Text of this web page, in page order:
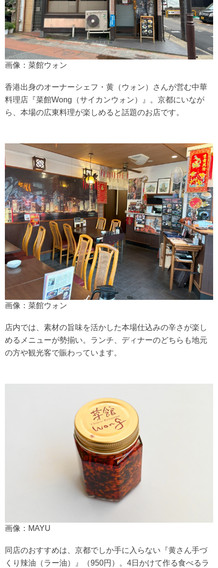
画像：菜館ウォン
香港出身のオーナーシェフ・黄（ウォン）さんが営む中華
料理店『菜館Wong（サイカンウォン）』。京都にいなが
ら、本場の広東料理が楽しめると話題のお店です。
画像：菜館ウォン
店内では、素材の旨味を活かした本場仕込みの辛さが楽し
めるメニューが勢揃い。ランチ、ディナーのどちらも地元
の方や観光客で賑わっています。
画像：MAYU
同店のおすすめは、京都でしか手に入らない『黄さん手づ
くり辣油（ラー油）』（950円）。4日かけて作る食べるラ